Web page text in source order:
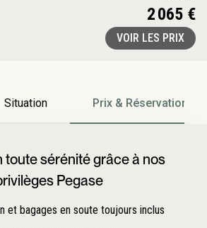
2 065 €
VOIR LES PRIX
Situation Prix & Réservation
toute sérénité grâce à nos
Pegase
et bagages en soute toujours inclus